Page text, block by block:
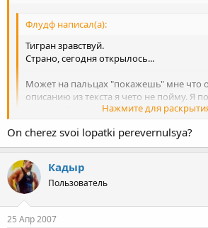
Флудф написал(а):
Тигран зравствуй.
Страно, сегодня открылось...
Может на пальцах "покажешь" мне что
описанию из текста я чето не пойму. Я
что ногой опорную руку снял, но как и
Нажмите для
Боюсь, что у меня не получится. Это надо
это показывал, просили меня прокрутить
Если своими словами, то было так.
практически в обе ноги, посадил Джамсо. А
обе вытянутые руки Эльбруса, своей
ногу Эльбруса и сразу же перевернулся
лопатки и накрыв соперника... Короче,
Нажмите для
On cherez svoi lopatki perevernulsya?
Кадыр
Пользователь
25 Апр 2007